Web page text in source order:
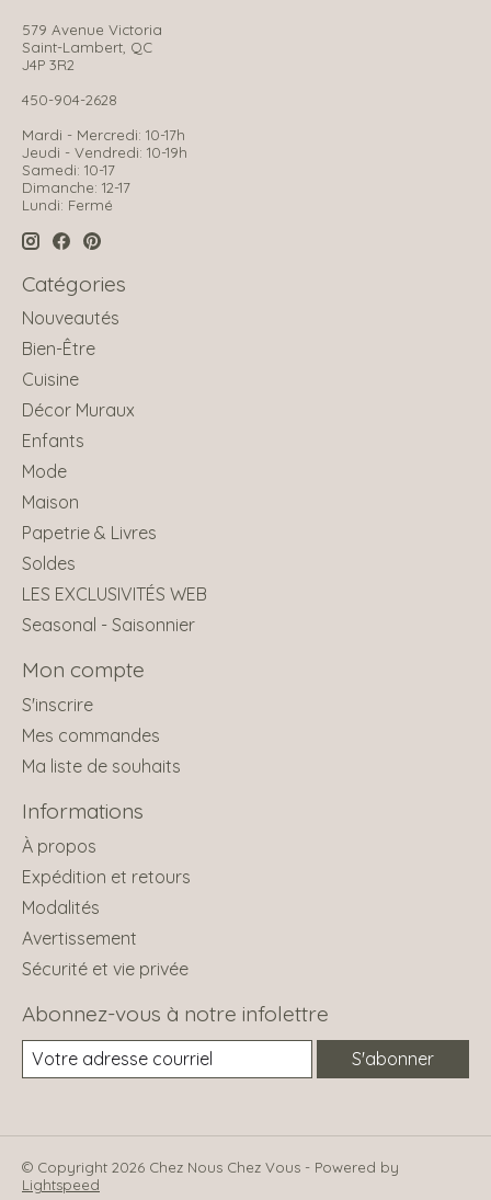
579 Avenue Victoria
Saint-Lambert, QC
J4P 3R2
450-904-2628
Mardi - Mercredi: 10-17h
Jeudi - Vendredi: 10-19h
Samedi: 10-17
Dimanche: 12-17
Lundi: Fermé
Catégories
Nouveautés
Bien-Être
Cuisine
Décor Muraux
Enfants
Mode
Maison
Papetrie & Livres
Soldes
LES EXCLUSIVITÉS WEB
Seasonal - Saisonnier
Mon compte
S'inscrire
Mes commandes
Ma liste de souhaits
Informations
À propos
Expédition et retours
Modalités
Avertissement
Sécurité et vie privée
Abonnez-vous à notre infolettre
S'abonner
© Copyright 2026 Chez Nous Chez Vous - Powered by
Lightspeed